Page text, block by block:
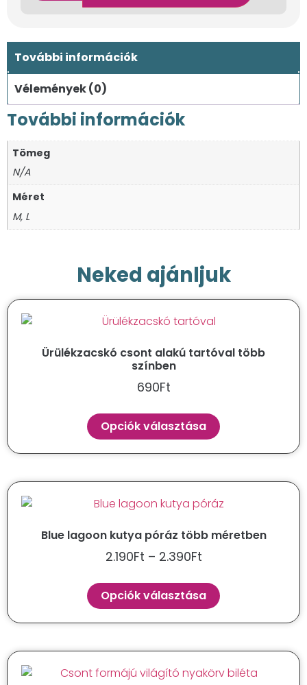
További információk
Vélemények (0)
További információk
Tömeg
N/A
Méret
M, L
Neked ajánljuk
Ürülékzacskó csont alakú tartóval több
színben
690Ft
Opciók választása
Blue lagoon kutya póráz több méretben
2.190Ft – 2.390Ft
Opciók választása